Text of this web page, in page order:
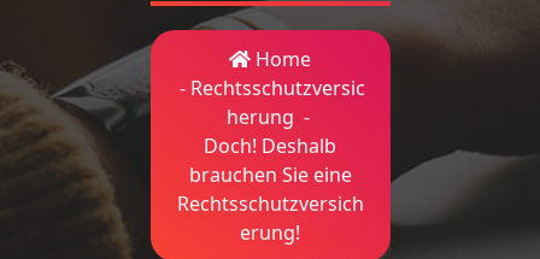
Home
- Rechtsschutzversic
herung -
Doch! Deshalb
brauchen Sie eine
Rechtsschutzversich
erung!